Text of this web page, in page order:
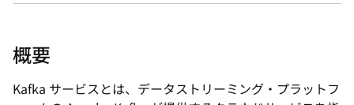
だ
い概要
Kafka サービスとは、データストリーミング・プラットフ